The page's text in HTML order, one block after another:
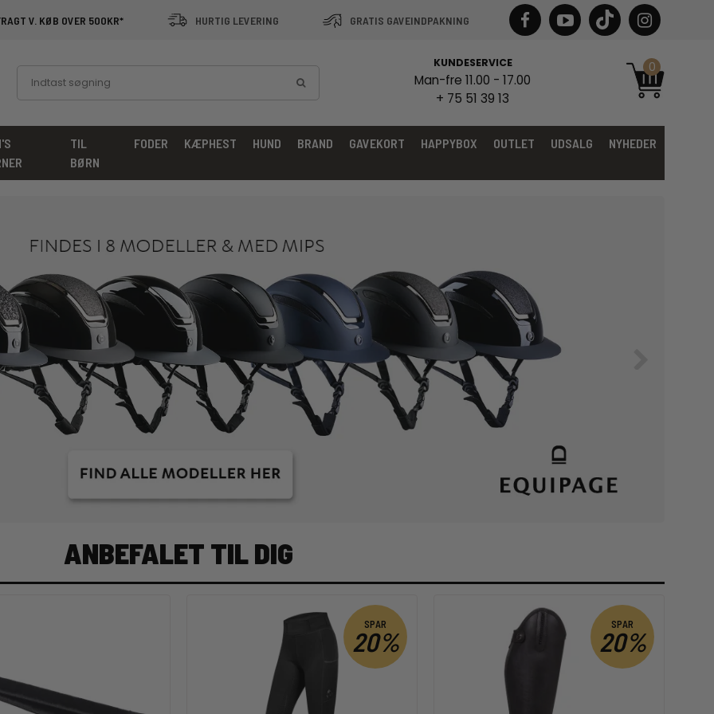
V. KØB OVER 500KR* HURTIG LEVERING GRATIS GAVEINDPAKNING
KUNDESERVICE
Man-fre 11.00 - 17.00
+ 75 51 39 13
0
TIL
BØRN
FODER KÆPHEST HUND BRAND GAVEKORT HAPPYBOX OUTLET UDSALG NYHEDER
ANBEFALET TIL DIG
SPAR
20%
SPAR
20%